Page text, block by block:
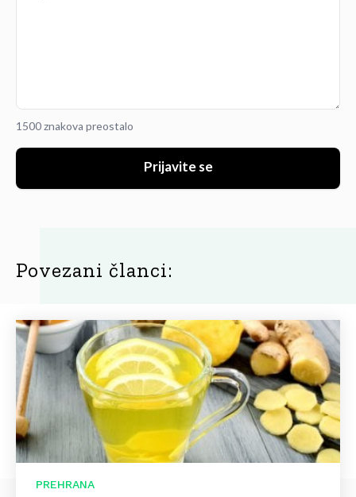
1500 znakova preostalo
Prijavite se
Povezani članci:
PREHRANA